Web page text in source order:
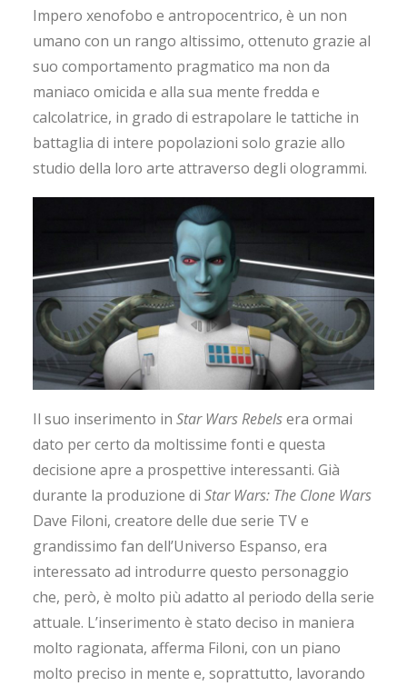
Impero xenofobo e antropocentrico, è un non
umano con un rango altissimo, ottenuto grazie al
suo comportamento pragmatico ma non da
maniaco omicida e alla sua mente fredda e
calcolatrice, in grado di estrapolare le tattiche in
battaglia di intere popolazioni solo grazie allo
studio della loro arte attraverso degli ologrammi.
Il suo inserimento in Star Wars Rebelsera ormai
dato per certo da moltissime fonti e questa
decisione apre a prospettive interessanti. Già
durante la produzione di Star Wars: The Clone Wars
Dave Filoni, creatore delle due serie TV e
grandissimo fan dell’Universo Espanso, era
interessato ad introdurre questo personaggio
che, però, è molto più adatto al periodo della serie
attuale. L’inserimento è stato deciso in maniera
molto ragionata, afferma Filoni, con un piano
molto preciso in mente e, soprattutto, lavorando